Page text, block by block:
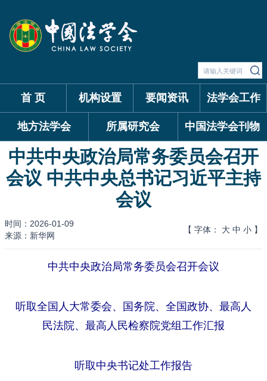
首 页 机构设置 要闻资讯 法学会工作
地方法学会 所属研究会 中国法学会刊物
中共中央政治局常务委员会召开
会议 中共中央总书记习近平主持
会议
时间：2026-01-09
来源：新华网
【 字体： 大 中 小 】
中共中央政治局常务委员会召开会议
听取全国人大常委会、国务院、全国政协、最高人
民法院、最高人民检察院党组工作汇报
听取中央书记处工作报告